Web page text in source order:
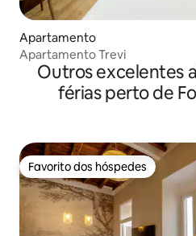
Apartamento
Apartamento Trevi
Outros excelentes
férias perto de
Favorito dos hóspedes
Favorito dos hóspedes